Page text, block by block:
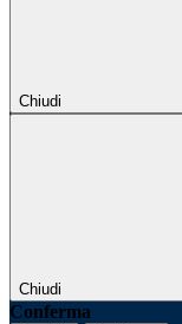
Chiudi
Chiudi
Conferma